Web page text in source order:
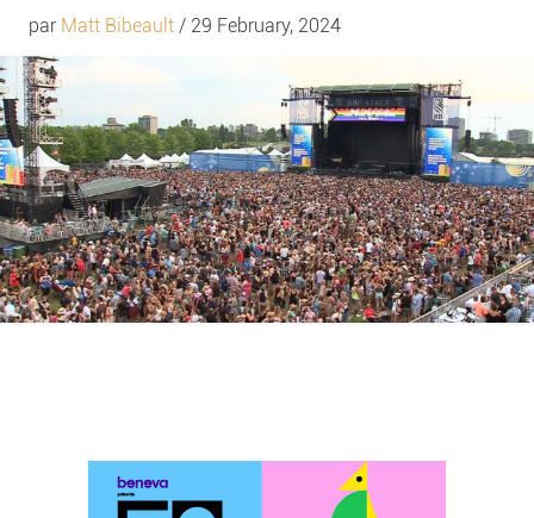
par Matt Bibeault / 29 February, 2024